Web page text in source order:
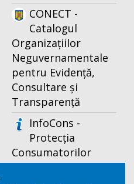
CONECT -
Catalogul
Organizațiilor
Neguvernamentale
pentru Evidență,
Consultare și
Transparență
InfoCons -
Protecția
Consumatorilor